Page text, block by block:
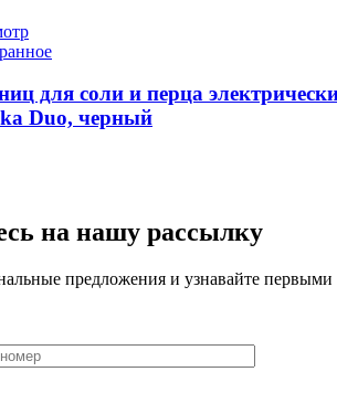
для соли и перца
Duo, черный
на нашу рассылку
предложения и узнавайте первыми